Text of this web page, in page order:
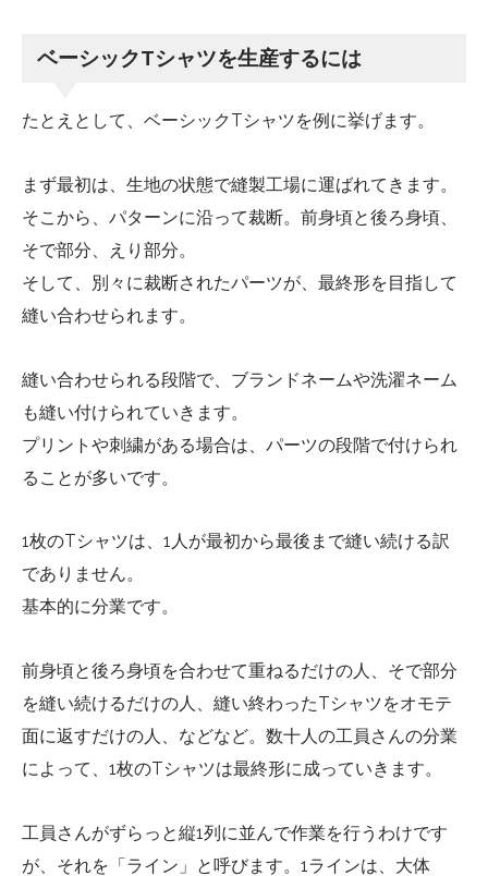
ベーシックTシャツを生産するには
たとえとして、ベーシックTシャツを例に挙げます。
まず最初は、生地の状態で縫製工場に運ばれてきます。
そこから、パターンに沿って裁断。前身頃と後ろ身頃、
そで部分、えり部分。
そして、別々に裁断されたパーツが、最終形を目指して
縫い合わせられます。
縫い合わせられる段階で、ブランドネームや洗濯ネーム
も縫い付けられていきます。
プリントや刺繍がある場合は、パーツの段階で付けられ
ることが多いです。
1枚のTシャツは、1人が最初から最後まで縫い続ける訳
でありません。
基本的に分業です。
前身頃と後ろ身頃を合わせて重ねるだけの人、そで部分
を縫い続けるだけの人、縫い終わったTシャツをオモテ
面に返すだけの人、などなど。数十人の工員さんの分業
によって、1枚のTシャツは最終形に成っていきます。
工員さんがずらっと縦1列に並んで作業を行うわけです
が、それを「ライン」と呼びます。1ラインは、大体